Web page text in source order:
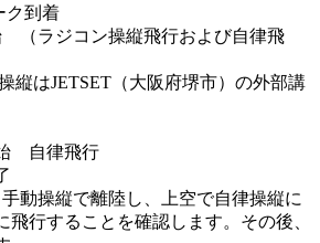
到着
ラジコン操縦飛行および自律飛
（大阪府堺市）の外部講
自律飛行
動操縦で離陸し、上空で自律操縦に
飛行することを確認します。その後、